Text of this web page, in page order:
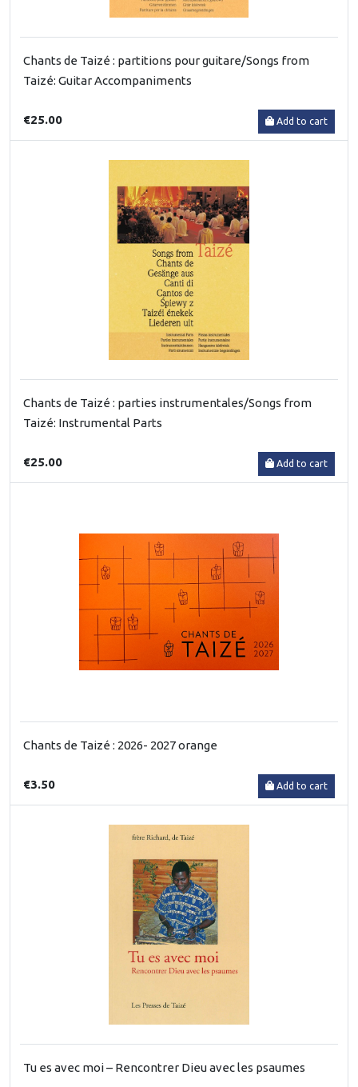
Chants de Taizé : partitions pour guitare/Songs from
Taizé: Guitar Accompaniments
€25.00 Add to cart
Chants de Taizé : parties instrumentales/Songs from
Taizé: Instrumental Parts
€25.00 Add to cart
Chants de Taizé : 2026- 2027 orange
€3.50 Add to cart
Tu es avec moi – Rencontrer Dieu avec les psaumes